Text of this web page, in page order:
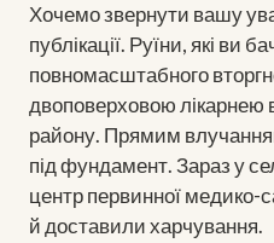
Хочемо звернути вашу
публікації. Руїни, які ви
повномасштабного
двоповерховою лікарнею
району. Прямим
під фундамент. Зараз у
центр первинної медико-
й доставили харчування.